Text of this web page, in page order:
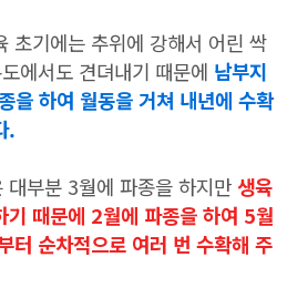
초기에는 추위에 강해서 어린 싹
에서도 견뎌내기 때문에 남부지
을 하여 월동을 거쳐 내년에 수확
.
대부분 3월에 파종을 하지만 생육
기 때문에 2월에 파종을 하여 5월
터 순차적으로 여러 번 수확해 주